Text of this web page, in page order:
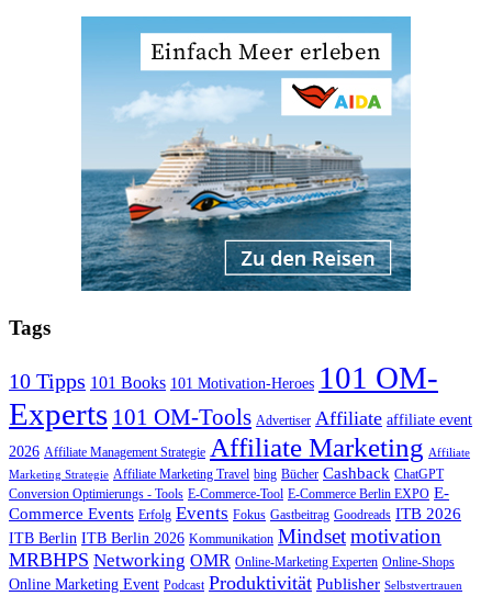
Tags
10 Tipps 101 Books 101 Motivation-Heroes 101 OM-
Experts 101 OM-Tools Advertiser Affiliate affiliate event
2026 Affiliate Management Strategie Affiliate Marketing Affiliate
Marketing Strategie Affiliate Marketing Travel bing Bücher Cashback ChatGPT
Conversion Optimierungs - Tools E-Commerce-Tool E-Commerce Berlin EXPO E-
Commerce Events Erfolg Events Fokus Gastbeitrag Goodreads ITB 2026
ITB Berlin ITB Berlin 2026 Kommunikation Mindsetmotivation
MRBHPS Networking OMR Online-Marketing Experten Online-Shops
Online Marketing Event Podcast Produktivität Publisher Selbstvertrauen